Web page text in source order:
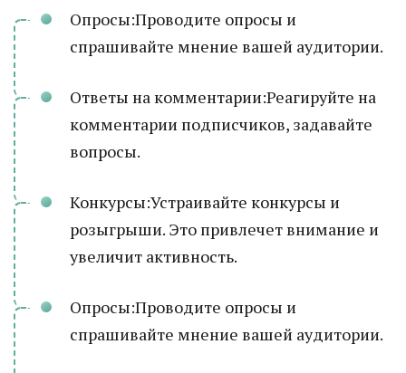
Опросы:Проводите опросы и
спрашивайте мнение вашей аудитории.
Ответы на комментарии:Реагируйте на
комментарии подписчиков, задавайте
вопросы.
Конкурсы:Устраивайте конкурсы и
розыгрыши. Это привлечет внимание и
увеличит активность.
Опросы:Проводите опросы и
спрашивайте мнение вашей аудитории.